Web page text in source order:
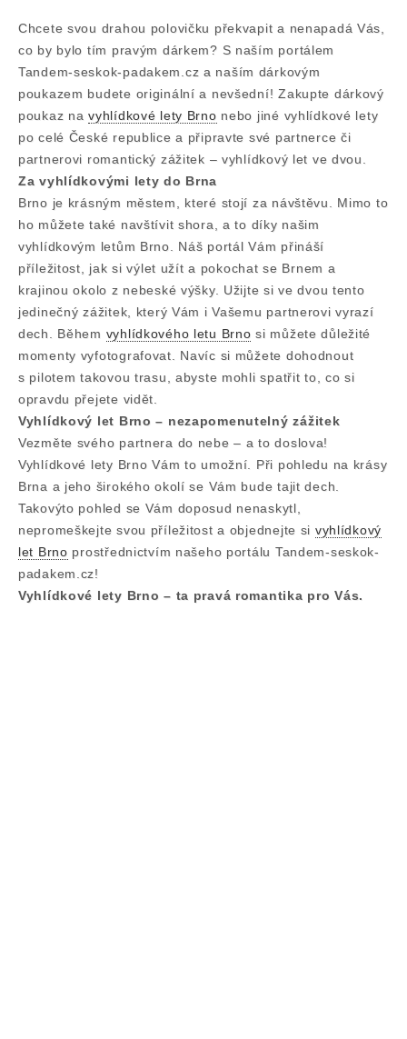
Chcete svou drahou polovičku překvapit a nenapadá Vás,
co by bylo tím pravým dárkem? S naším portálem
Tandem-seskok-padakem.cz a naším dárkovým
poukazem budete originální a nevšední! Zakupte dárkový
poukaz navyhlídkové lety Brno nebo jiné vyhlídkové lety
po celé České republice a připravte své partnerce či
partnerovi romantický zážitek – vyhlídkový let ve dvou.
Za vyhlídkovými lety do Brna
Brno je krásným městem, které stojí za návštěvu. Mimo to
ho můžete také navštívit shora, a to díky našim
vyhlídkovým letům Brno. Náš portál Vám přináší
příležitost, jak si výlet užít a pokochat se Brnem a
krajinou okolo z nebeské výšky. Užijte si ve dvou tento
jedinečný zážitek, který Vám i Vašemu partnerovi vyrazí
dech. Během vyhlídkového letu Brno si můžete důležité
momenty vyfotografovat. Navíc si můžete dohodnout
s pilotem takovou trasu, abyste mohli spatřit to, co si
opravdu přejete vidět.
Vyhlídkový let Brno – nezapomenutelný zážitek
Vezměte svého partnera do nebe – a to doslova!
Vyhlídkové lety Brno Vám to umožní. Při pohledu na krásy
Brna a jeho širokého okolí se Vám bude tajit dech.
Takovýto pohled se Vám doposud nenaskytl,
nepromeškejte svou příležitost a objednejte si vyhlídkový
let Brno prostřednictvím našeho portálu Tandem-seskok-
padakem.cz!
Vyhlídkové lety Brno – ta pravá romantika pro Vás.